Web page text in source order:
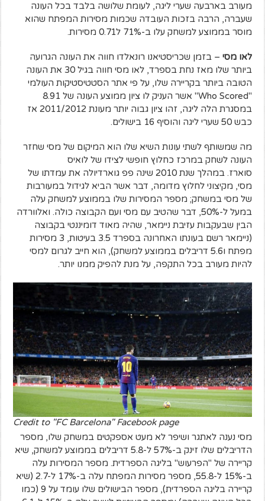
מעורב בארבעה שערי ליגה, לעומת שלושה בלבד בכל העונה
שעברה, הרבה בזכות העובדה שכמות מסירות המפתח שהוא
מוסר בממוצע למשחק עלו ב-71% ל0.71 מסירות.
לאו מסי – בזמן שכריסטיאנו רונאלדו חווה את העונה הגרועה
ביותר שלו מאז נחת בספרד, לאו מסי חווה בגיל 30 את העונה
הטובה ביותר בקריירה שלו, על פי אתר הסטטיסטיקות העולמי
"Who Scored" אשר העניק לו ציון ממוצע העונה של 8.91
במסגרת הלה ליגה, זהו ציון גבוה יותר מעונת 2011/2012 אז
כבש 50 שערי ליגה והוסיף 16 בישולים.
מה שמשותף לשתי עונות השיא שלו הוא המיקום של מסי שחזר
העונה לשחק במרכז כחלוץ חופשי לצידו של לואיס
סוארז.
במהלך שנת 2010 שינה פפ גוארדיולה את עמדתו של
מסי, מקיצוני לחלוץ מדומה, דבר אשר הביא לגידול במעורבות
של מסי במשחק; מספר המסירות שלו בממוצע למשחק עלה
במעל ל-50%, דבר שהטיב עם מסי ועם הקבוצה כולה.
ואלוורדה
הבין שבעקבות עזיבת ניימאר, שהיה מאוד דומיננטי בקבוצה
(ניימאר רשם בעונתו האחרונה בספרד 3.5 בעיטות, 3 מסירות
מפתח ו5.6 דריבלים בממוצע למשחק), הוא חייב לגרום למסי
להיות מעורב בכל התקפה, על מנת להפיק ממנו יותר.
Credit to "FC Barcelona" Facebook page
מסי נענה לאתגר ושיפר לא מעט אספקטים במשחק שלו, מספר
הדריבלים שלו זינק ב-57% ל-5.8 דריבלים בממוצע למשחק, שיא
קריירה של "הפרעוש" בליגה הספרדית. מספר המסירות עלה
ב-15% ל-55.8, מספר מסירות המפתח עלה ב-17% ל-2.7 (שיא
קריירה בליגה הספרדית), מספר הבישולים שלו עומד על 9 (כמו